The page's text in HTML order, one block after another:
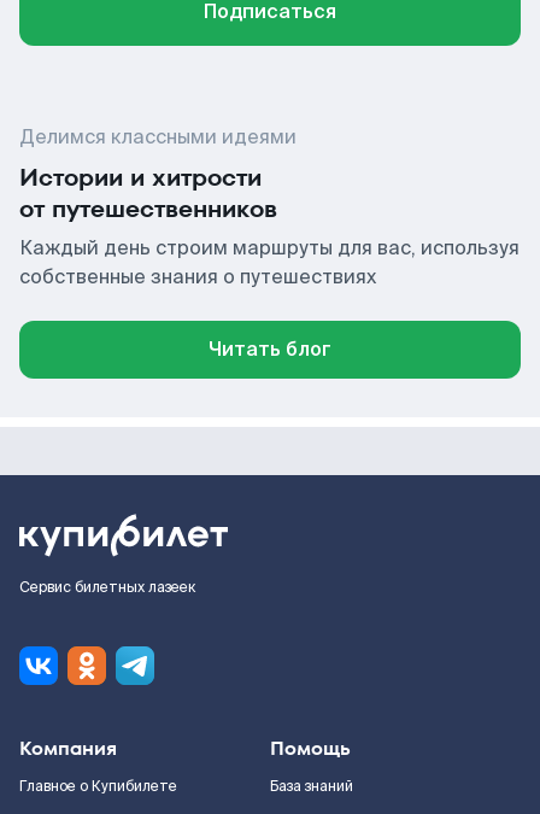
Подписаться
Делимся классными идеями
Истории и хитрости
от путешественников
Каждый день строим маршруты для вас, используя
собственные знания о путешествиях
Читать блог
Сервис билетных лазеек
Компания
Главное о Купибилете
Помощь
База знаний